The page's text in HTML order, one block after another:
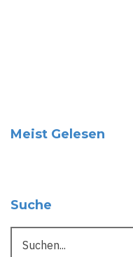
Meist Gelesen
Suche